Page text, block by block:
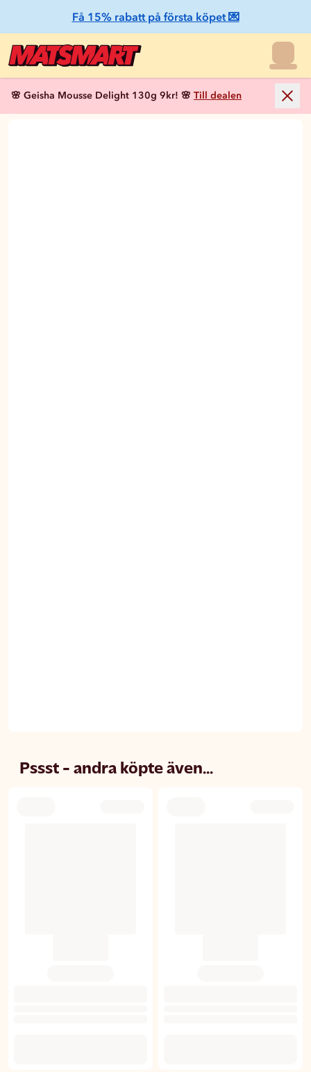
Få 15% rabatt på första köpet 💌
🌸 Geisha Mousse Delight 130g 9kr! 🌸 Till dealen
Pssst - andra köpte även...